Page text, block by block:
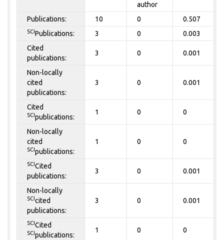
author
Publications: 10 0 0.507
SCIPublications: 3 0 0.003
Cited
publications:
3 0 0.001
Non-locally
cited
publications:
3 0 0.001
Cited
SCIpublications:
1 0 0
Non-locally
cited
SCIpublications:
1 0 0
SCICited
publications:
3 0 0.001
Non-locally
SCIcited
publications:
3 0 0.001
SCICited
SCIpublications:
1 0 0